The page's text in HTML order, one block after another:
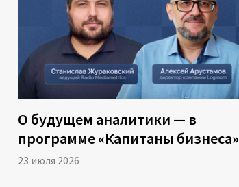
О будущем аналитики — в
программе «Капитаны бизнеса»
23 июля 2026